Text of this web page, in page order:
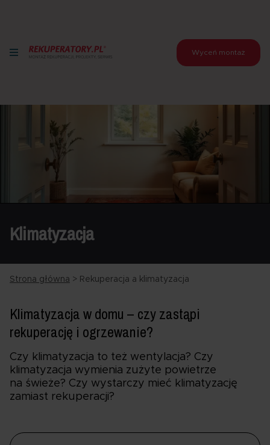
Wyceń montaż
Klimatyzacja
Strona główna > Rekuperacja a klimatyzacja
Klimatyzacja w domu – czy zastąpi
rekuperację i ogrzewanie?
Czy klimatyzacja to też wentylacja? Czy
klimatyzacja wymienia zużyte powietrze
na świeże? Czy wystarczy mieć klimatyzację
zamiast rekuperacji?